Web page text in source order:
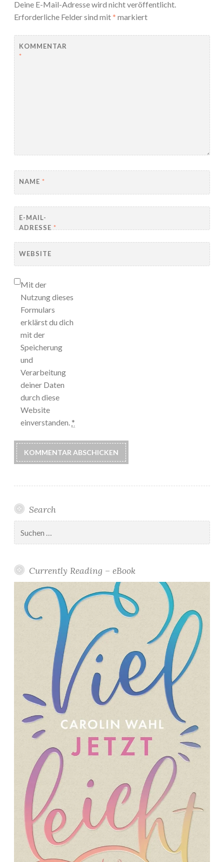
Deine E-Mail-Adresse wird nicht veröffentlicht.
Erforderliche Felder sind mit* markiert
KOMMENTAR
*
NAME *
E-MAIL-
ADRESSE *
WEBSITE
Mit der
Nutzung dieses
Formulars
erklärst du dich
mit der
Speicherung
und
Verarbeitung
deiner Daten
durch diese
Website
einverstanden. *
Search
nach:
Currently Reading – eBook